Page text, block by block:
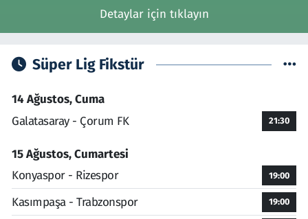
Detaylar için tıklayın
Süper Lig Fikstür
14 Ağustos, Cuma
Galatasaray - Çorum FK
21:30
15 Ağustos, Cumartesi
Konyaspor - Rizespor
19:00
Kasımpaşa - Trabzonspor 19:00